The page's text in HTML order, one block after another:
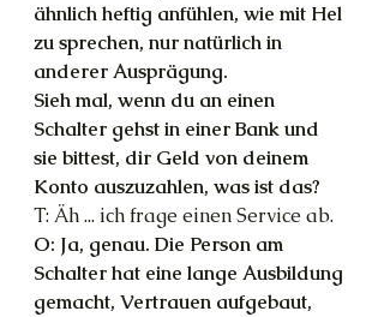
ähnlich heftig anfühlen, wie mit Hel
zu sprechen, nur natürlich in
anderer Ausprägung.
Sieh mal, wenn du an einen
Schalter gehst in einer Bank und
sie bittest, dir Geld von deinem
Konto auszuzahlen, was ist das?
T: Äh ... ich frage einen Service ab.
O: Ja, genau. Die Person am
Schalter hat eine lange Ausbildung
gemacht, Vertrauen aufgebaut,